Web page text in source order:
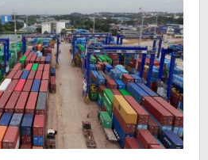
Gerbang
Logistik
Internasional